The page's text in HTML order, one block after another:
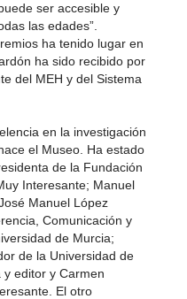
ser accesible y
las edades”.
ha tenido lugar en
ha sido recibido por
del MEH y del Sistema
en la investigación
el Museo. Ha estado
de la Fundación
Interesante; Manuel
Manuel López
Comunicación y
de Murcia;
de la Universidad de
editor y Carmen
El otro